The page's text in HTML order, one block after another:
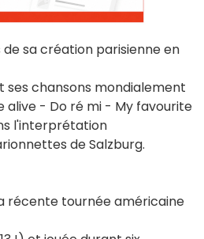
sa création parisienne en
ses chansons mondialement
alive - Do ré mi - My favourite
l'interprétation
de Salzburg.
récente tournée américaine